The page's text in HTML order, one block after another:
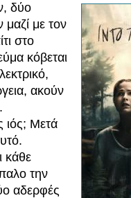
δύο
μαζί με τον
στο
κόβεται
ακούν
ιός; Μετά
κάθε
την
αδερφές